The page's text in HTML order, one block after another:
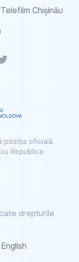
Telefilm Chișinău
poziția oficială
Republica
drepturile
English